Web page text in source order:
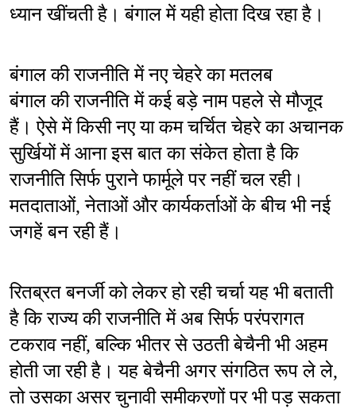
ध्यान खींचती है। बंगाल में यही होता दिख रहा है।
बंगाल की राजनीति में नए चेहरे का मतलब
बंगाल की राजनीति में कई बड़े नाम पहले से मौजूद
हैं। ऐसे में किसी नए या कम चर्चित चेहरे का अचानक
सुर्खियों में आना इस बात का संकेत होता है कि
राजनीति सिर्फ पुराने फार्मूले पर नहीं चल रही।
मतदाताओं, नेताओं और कार्यकर्ताओं के बीच भी नई
जगहें बन रही हैं।
रितब्रत बनर्जी को लेकर हो रही चर्चा यह भी बताती
है कि राज्य की राजनीति में अब सिर्फ परंपरागत
टकराव नहीं, बल्कि भीतर से उठती बेचैनी भी अहम
होती जा रही है। यह बेचैनी अगर संगठित रूप ले ले,
तो उसका असर चुनावी समीकरणों पर भी पड़ सकता